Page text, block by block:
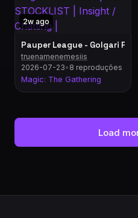
2w ago
Pauper League - Golgari
truenamenemesiis
2026-07-23• 8 reproduções
Magic: The Gathering
Load